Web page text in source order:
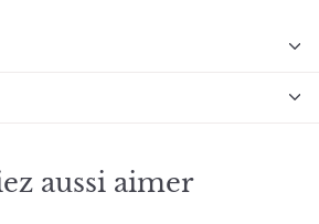
aussi aimer